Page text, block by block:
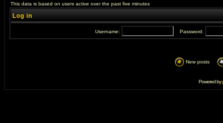
This data is based on users active over the past five minutes
Log in
Username: Password:
New posts
Powered by